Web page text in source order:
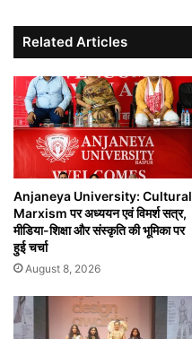
Related Articles
Anjaneya University: Cultural
Marxism पर अध्ययन एवं विमर्श सत्र,
मीडिया-शिक्षा और संस्कृति की भूमिका पर
हुई चर्चा
August 8, 2026